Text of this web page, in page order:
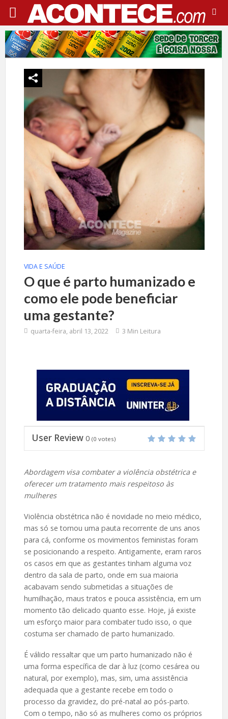
VIDA E SAÚDE
O que é parto humanizado e
como ele pode beneficiar
uma gestante?
quarta-feira, abril 13, 2022 3 Min Leitura
User Review 0 (0 votes)
Abordagem visa combater a violência obstétrica e
oferecer um tratamento mais respeitoso às
mulheres
Violência obstétrica não é novidade no meio médico,
mas só se tornou uma pauta recorrente de uns anos
para cá, conforme os movimentos feministas foram
se posicionando a respeito. Antigamente, eram raros
os casos em que as gestantes tinham alguma voz
dentro da sala de parto, onde em sua maioria
acabavam sendo submetidas a situações de
humilhação, maus tratos e pouca assistência, em um
momento tão delicado quanto esse. Hoje, já existe
um esforço maior para combater tudo isso, o que
costuma ser chamado de parto humanizado.
É válido ressaltar que um parto humanizado não é
uma forma específica de dar à luz (como cesárea ou
natural, por exemplo), mas, sim, uma assistência
adequada que a gestante recebe em todo o
processo da gravidez, do pré-natal ao pós-parto.
Com o tempo, não só as mulheres como os próprios